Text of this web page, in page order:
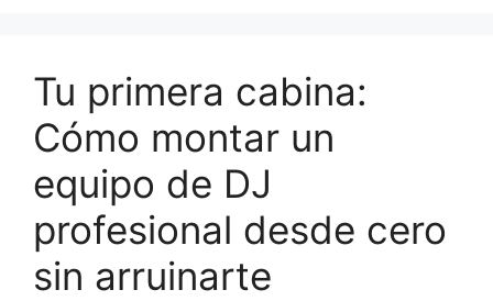
Tu primera cabina:
Cómo montar un
equipo de DJ
profesional desde cero
sin arruinarte